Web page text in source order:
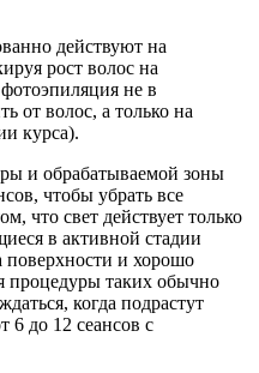
действуют на
рост волос на
не в
от волос, а только на
курса).
и обрабатываемой зоны
чтобы убрать все
что свет действует только
в активной стадии
поверхности и хорошо
таких обычно
когда подрастут
6 до 12 сеансов с